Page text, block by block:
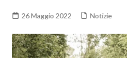
26 Maggio 2022 Notizie